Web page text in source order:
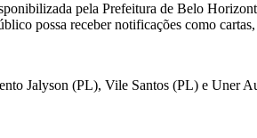
pela Prefeitura de Belo
possa receber notificações como
Jalyson (PL), Vile Santos (PL) e Uner